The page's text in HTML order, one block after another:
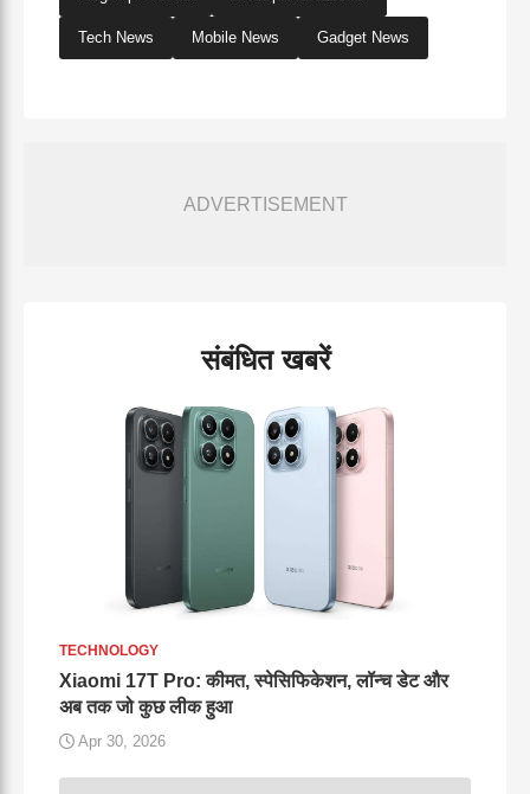
Tech News Mobile News Gadget News
ADVERTISEMENT
संबंधित खबरें
TECHNOLOGY
Xiaomi 17T Pro: कीमत, स्पेसिफिकेशन, लॉन्च डेट और
अब तक जो कुछ लीक हुआ
Apr 30, 2026